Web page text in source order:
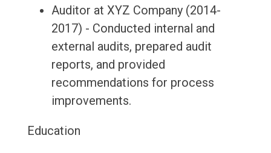
Auditor at XYZ Company (2014-
2017) - Conducted internal and
external audits, prepared audit
reports, and provided
recommendations for process
improvements.
Education